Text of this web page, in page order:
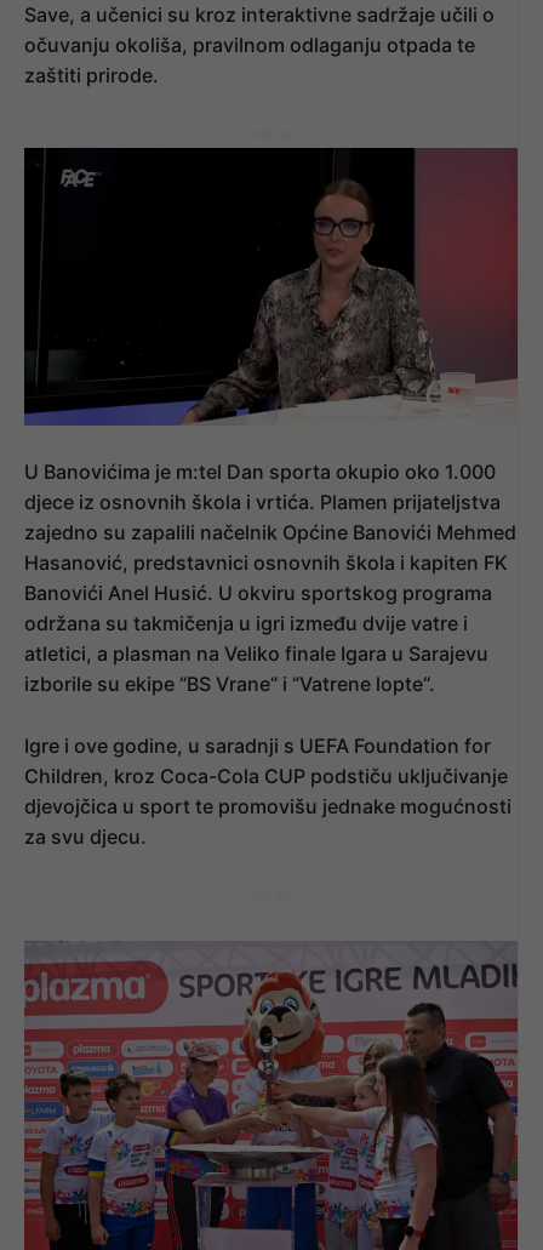
Save, a učenici su kroz interaktivne sadržaje učili o
očuvanju okoliša, pravilnom odlaganju otpada te
zaštiti prirode.
U Banovićima je m:tel Dan sporta okupio oko 1.000
djece iz osnovnih škola i vrtića. Plamen prijateljstva
zajedno su zapalili načelnik Općine Banovići Mehmed
Hasanović, predstavnici osnovnih škola i kapiten FK
Banovići Anel Husić. U okviru sportskog programa
održana su takmičenja u igri između dvije vatre i
atletici, a plasman na Veliko finale Igara u Sarajevu
izborile su ekipe “BS Vrane“ i “Vatrene lopte“.
Igre i ove godine, u saradnji s UEFA Foundation for
Children, kroz Coca-Cola CUP podstiču uključivanje
djevojčica u sport te promovišu jednake mogućnosti
za svu djecu.